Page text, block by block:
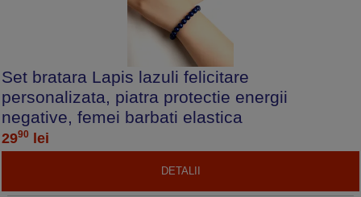
Set bratara Lapis lazuli felicitare
personalizata, piatra protectie energii
negative, femei barbati elastica
2990 lei
DETALII